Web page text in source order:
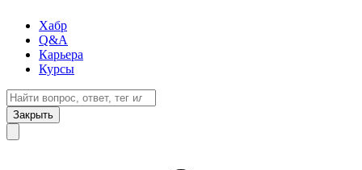
Хабр
Q&A
Карьера
Курсы
Закрыть